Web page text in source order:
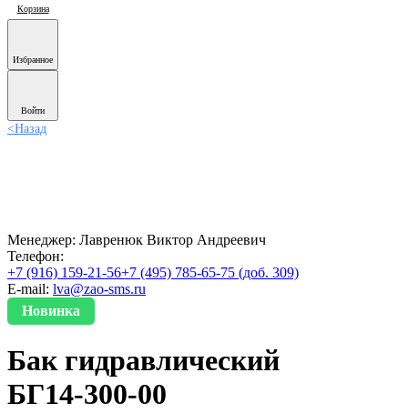
Корзина
Избранное
Войти
<Назад
Менеджер: Лавренюк Виктор Андреевич
Телефон:
+7 (916) 159-21-56+7 (495) 785-65-75 (доб. 309)
E-mail: lva@zao-sms.ru
Новинка
Бак гидравлический
БГ14-300-00